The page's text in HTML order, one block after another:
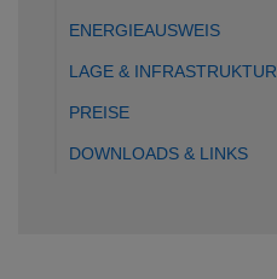
ENERGIEAUSWEIS
LAGE & INFRASTRUKTUR
PREISE
DOWNLOADS & LINKS